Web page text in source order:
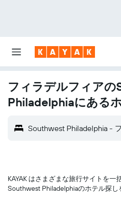
フィラデルフィア
Philadelphiaにある
Southwest Philadelphia -
KAYAK はさまざまな旅行サイトを一
Southwest Philadelphiaのホテル探し